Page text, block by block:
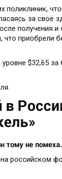
поликлиник,
за своё
получения и
что приобрели
$32,65 за
тому не помеха.
на российском